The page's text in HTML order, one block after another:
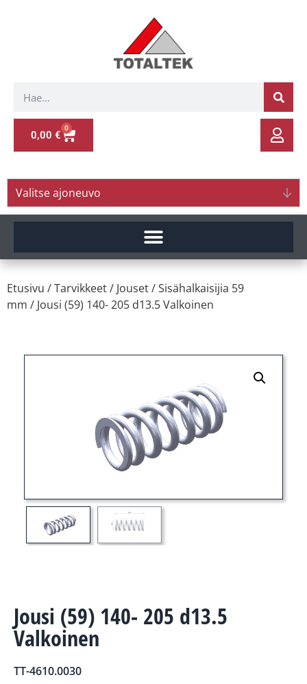
0,00 €
0
Valitse ajoneuvo
Etusivu /Tarvikkeet/ Jouset/Sisähalkaisijia 59
mm / Jousi (59) 140- 205 d13.5 Valkoinen
Jousi (59) 140- 205 d13.5
Valkoinen
TT-4610.0030